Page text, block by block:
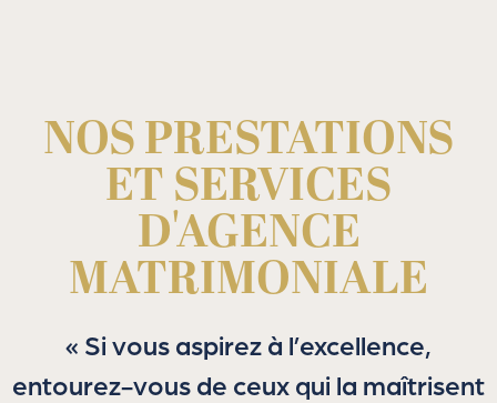
NOS PRESTATIONS
ET SERVICES
D'AGENCE
MATRIMONIALE
« Si vous aspirez à l’excellence,
entourez-vous de ceux qui la maîtrisent